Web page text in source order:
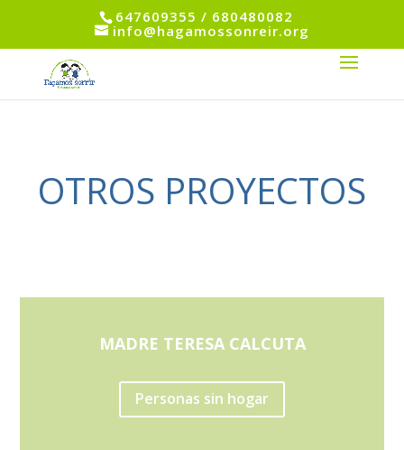
647609355 / 680480082
info@hagamossonreir.org
OTROS PROYECTOS
MADRE TERESA CALCUTA
Personas sin hogar